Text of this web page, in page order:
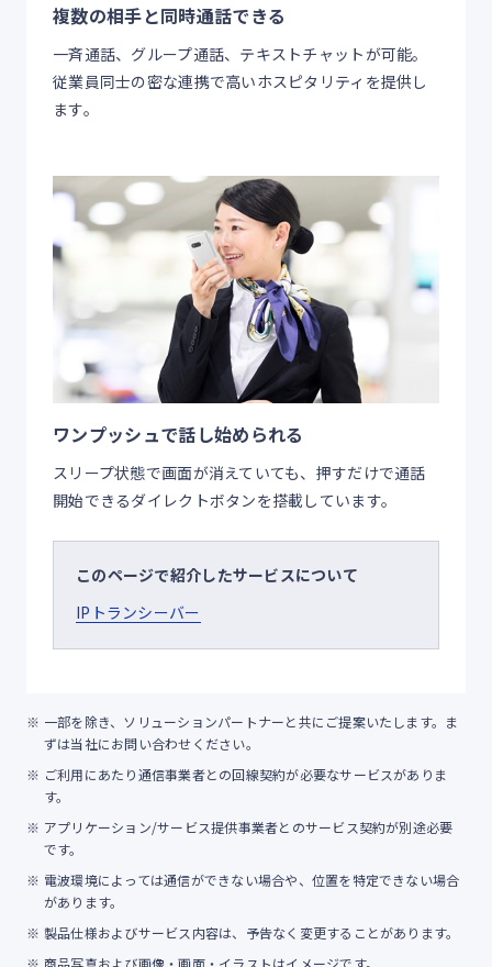
複数の相手と同時通話できる
一斉通話、グループ通話、テキストチャットが可能。
従業員同士の密な連携で高いホスピタリティを提供し
ます。
ワンプッシュで話し始められる
スリープ状態で画面が消えていても、押すだけで通話
開始できるダイレクトボタンを搭載しています。
このページで紹介したサービスについて
IPトランシーバー
一部を除き、ソリューションパートナーと共にご提案いたします。ま
ずは当社にお問い合わせください。
ご利用にあたり通信事業者との回線契約が必要なサービスがありま
す。
アプリケーション/サービス提供事業者とのサービス契約が別途必要
です。
電波環境によっては通信ができない場合や、位置を特定できない場合
があります。
製品仕様およびサービス内容は、予告なく変更することがあります。